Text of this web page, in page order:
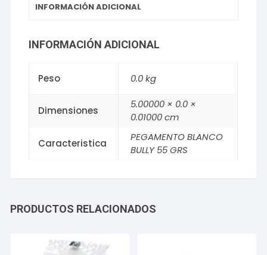
INFORMACIÓN ADICIONAL
INFORMACIÓN ADICIONAL
Peso 0.0 kg
Dimensiones
5.00000 × 0.0 ×
0.01000 cm
Caracteristica
PEGAMENTO BLANCO
BULLY 55 GRS
PRODUCTOS RELACIONADOS